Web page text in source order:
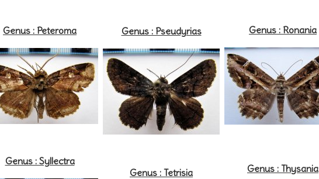
Genus : Peteroma Genus : Pseudyrias Genus : Ronania
Genus : Syllectra
Genus : Tetrisia
Genus : Thysania